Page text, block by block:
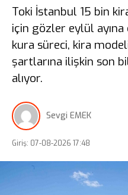
Toki İstanbul 15 bin
için gözler eylül
kura süreci, kira
şartlarına ilişkin son
alıyor.
Sevgi EMEK
Giriş: 07-08-2026 17:48